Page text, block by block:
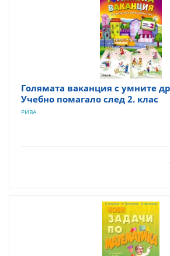
Голямата ваканция с умните
Учебно помагало след 2. клас
РИВА